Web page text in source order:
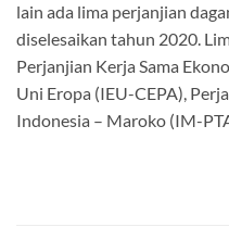
lain ada lima perjanjian
diselesaikan tahun 2020.
Perjanjian Kerja Sama
Uni Eropa (IEU-CEPA),
Indonesia – Maroko (IM-